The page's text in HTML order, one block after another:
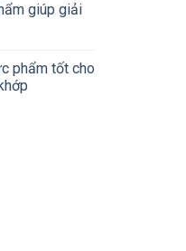
giúp giải
phẩm tốt cho